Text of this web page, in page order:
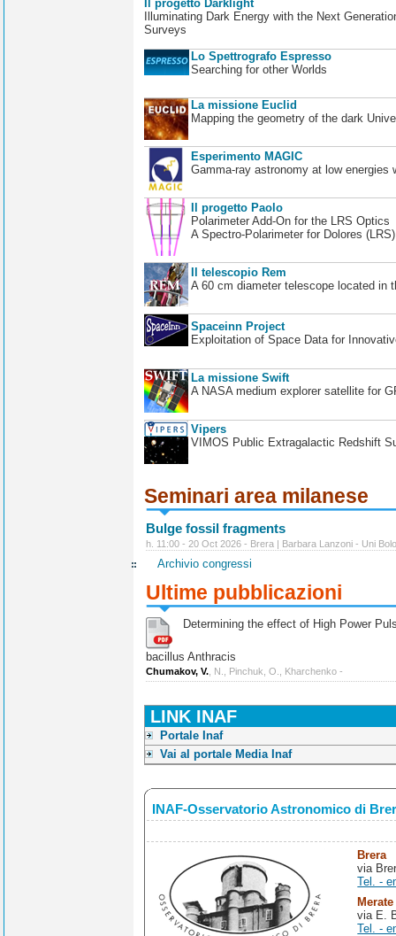
Il progetto Darklight
Illuminating Dark Energy with the Next
Surveys
Lo Spettrografo Espresso
Searching for other Worlds
La missione Euclid
Mapping the geometry of the dark
Esperimento MAGIC
Gamma-ray astronomy at low energies
Il progetto Paolo
Polarimeter Add-On for the LRS Optics
A Spectro-Polarimeter for Dolores
Il telescopio Rem
A 60 cm diameter telescope located in
Spaceinn Project
Exploitation of Space Data for
La missione Swift
A NASA medium explorer satellite for
Vipers
VIMOS Public Extragalactic Redshift
Seminari area milanese
Bulge fossil fragments
h. 11:00 - 20 Oct 2026 - Brera | Barbara Lanzoni - Uni
Archivio congressi
Ultime pubblicazioni
Determining the effect of High Power
bacillus Anthracis
Chumakov, V. , N., Pinchuk, O., Kharchenko -
LINK INAF
Portale Inaf
Vai al portale Media Inaf
INAF-Osservatorio Astronomico di
Brera
via
Tel. -
Merate
via E.
Tel. -